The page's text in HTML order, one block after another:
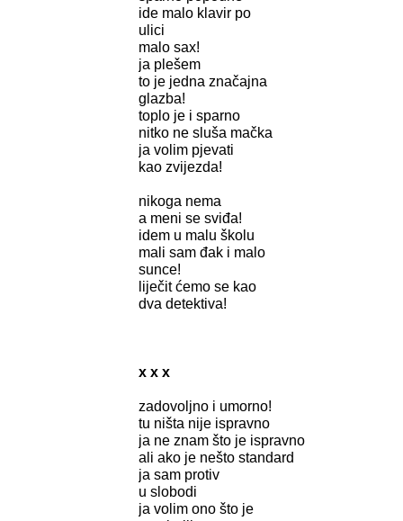
ide malo klavir po
ulici
malo sax!
ja plešem
to je jedna značajna
glazba!
toplo je i sparno
nitko ne sluša mačka
ja volim pjevati
kao zvijezda!
nikoga nema
a meni se sviđa!
idem u malu školu
mali sam đak i malo
sunce!
liječit ćemo se kao
dva detektiva!
x x x
zadovoljno i umorno!
tu ništa nije ispravno
ja ne znam što je ispravno
ali ako je nešto standard
ja sam protiv
u slobodi
ja volim ono što je